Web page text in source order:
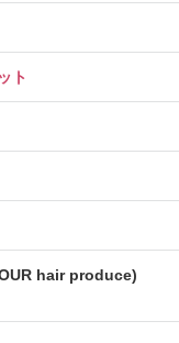
ト
hair produce)